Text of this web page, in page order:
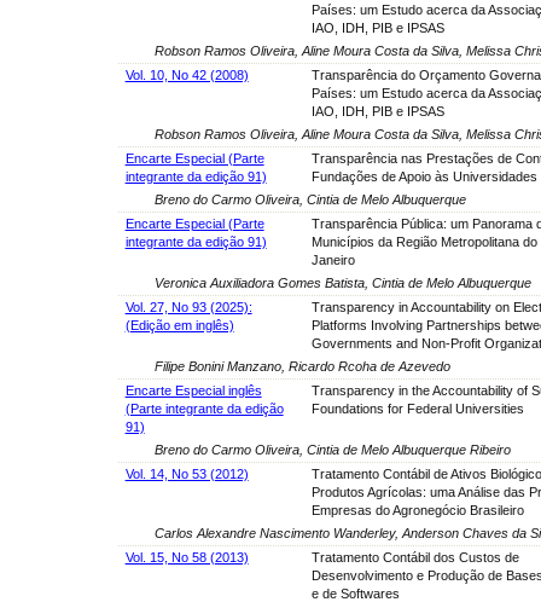
Países: um Estudo acerca da
IAO, IDH, PIB e IPSAS
Robson Ramos Oliveira, Aline Moura Costa da Silva, Melissa
Vol. 10, No 42 (2008)
Transparência do Orçamento
Países: um Estudo acerca da
IAO, IDH, PIB e IPSAS
Robson Ramos Oliveira, Aline Moura Costa da Silva, Melissa
Encarte Especial (Parte
integrante da edição 91)
Transparência nas Prestações de
Fundações de Apoio às Universidades
Breno do Carmo Oliveira, Cintia de Melo Albuquerque
Encarte Especial (Parte
integrante da edição 91)
Transparência Pública: um Panorama
Municípios da Região Metropolitana do
Janeiro
Veronica Auxiliadora Gomes Batista, Cintia de Melo Albuquerque
Vol. 27, No 93 (2025):
(Edição em inglês)
Transparency in Accountability on
Platforms Involving Partnerships
Governments and Non-Profit
Filipe Bonini Manzano, Ricardo Rcoha de Azevedo
Encarte Especial inglês
(Parte integrante da edição
91)
Transparency in the Accountability of
Foundations for Federal Universities
Breno do Carmo Oliveira, Cintia de Melo Albuquerque Ribeiro
Vol. 14, No 53 (2012)
Tratamento Contábil de Ativos
Produtos Agrícolas: uma Análise das
Empresas do Agronegócio Brasileiro
Carlos Alexandre Nascimento Wanderley, Anderson Chaves da
Vol. 15, No 58 (2013)
Tratamento Contábil dos Custos de
Desenvolvimento e Produção de
e de Softwares